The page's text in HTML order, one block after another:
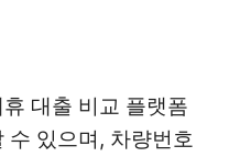
대출 비교 플랫폼
수 있으며, 차량번호